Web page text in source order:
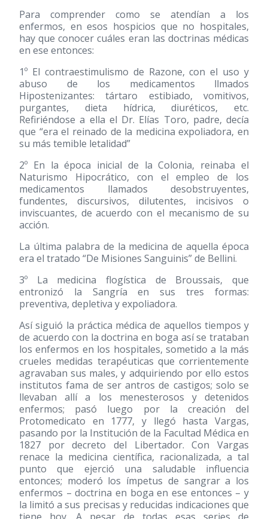
Para comprender como se atendían a los
enfermos, en esos hospicios que no hospitales,
hay que conocer cuáles eran las doctrinas médicas
en ese entonces:
1º El contraestimulismo de Razone, con el uso y
abuso de los medicamentos llmados
Hipostenizantes: tártaro estibiado, vomitivos,
purgantes, dieta hídrica, diuréticos, etc.
Refiriéndose a ella el Dr. Elías Toro, padre, decía
que “era el reinado de la medicina expoliadora, en
su más temible letalidad”
2º En la época inicial de la Colonia, reinaba el
Naturismo Hipocrático, con el empleo de los
medicamentos llamados desobstruyentes,
fundentes, discursivos, dilutentes, incisivos o
inviscuantes, de acuerdo con el mecanismo de su
acción.
La última palabra de la medicina de aquella época
era el tratado “De Misiones Sanguinis” de Bellini.
3º La medicina flogística de Broussais, que
entronizó la Sangría en sus tres formas:
preventiva, depletiva y expoliadora.
Así siguió la práctica médica de aquellos tiempos y
de acuerdo con la doctrina en boga así se trataban
los enfermos en los hospitales, sometido a la más
crueles medidas terapéuticas que corrientemente
agravaban sus males, y adquiriendo por ello estos
institutos fama de ser antros de castigos; solo se
llevaban allí a los menesterosos y detenidos
enfermos; pasó luego por la creación del
Protomedicato en 1777, y llegó hasta Vargas,
pasando por la Institución de la Facultad Médica en
1827 por decreto del Libertador. Con Vargas
renace la medicina científica, racionalizada, a tal
punto que ejerció una saludable influencia
entonces; moderó los ímpetus de sangrar a los
enfermos – doctrina en boga en ese entonces – y
la limitó a sus precisas y reducidas indicaciones que